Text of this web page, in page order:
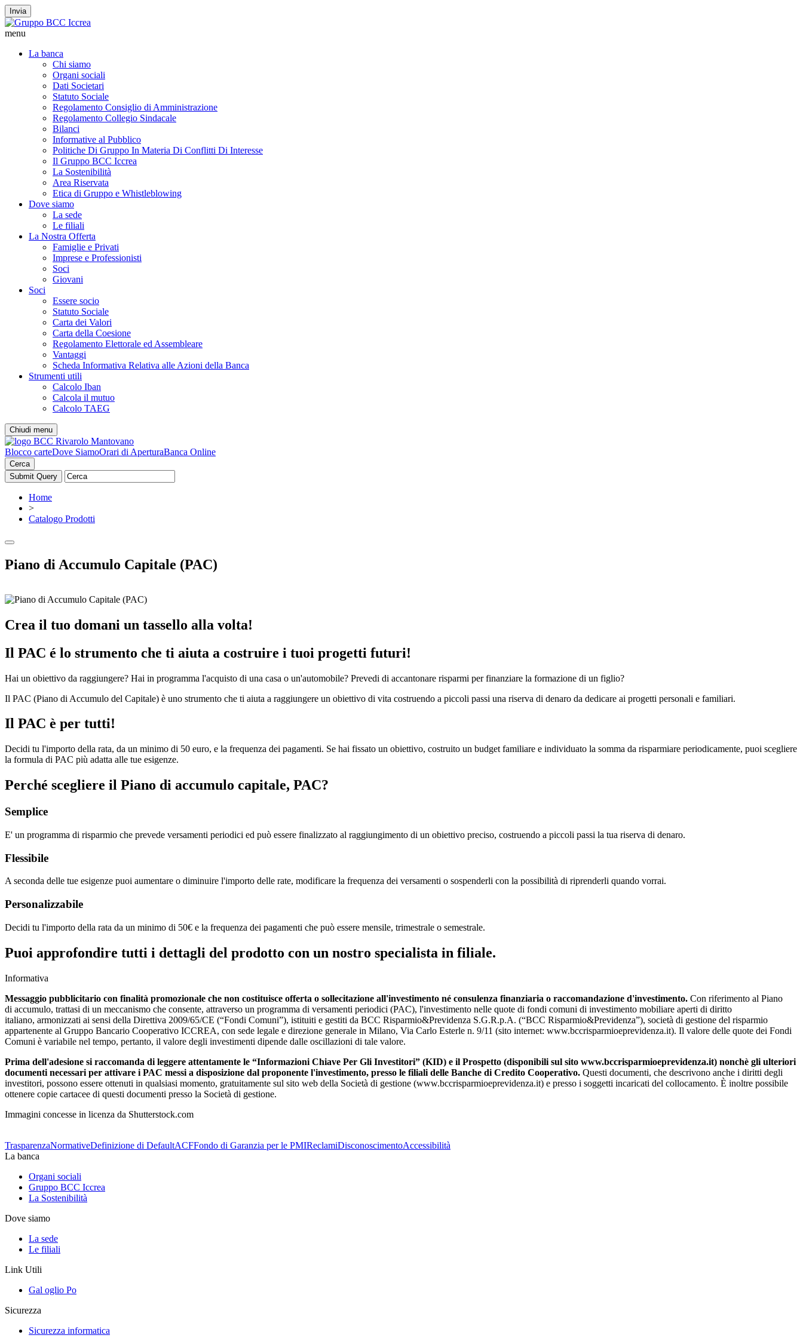
Invia
menu
La banca
Chi siamo
Organi sociali
Dati Societari
Statuto Sociale
Regolamento Consiglio di Amministrazione
Regolamento Collegio Sindacale
Bilanci
Informative al Pubblico
Politiche Di Gruppo In Materia Di Conflitti Di Interesse
Il Gruppo BCC Iccrea
La Sostenibilità
Area Riservata
Etica di Gruppo e Whistleblowing
Dove siamo
La sede
Le filiali
La Nostra Offerta
Famiglie e Privati
Imprese e Professionisti
Soci
Giovani
Soci
Essere socio
Statuto Sociale
Carta dei Valori
Carta della Coesione
Regolamento Elettorale ed Assembleare
Vantaggi
Scheda Informativa Relativa alle Azioni della Banca
Strumenti utili
Calcolo Iban
Calcola il mutuo
Calcolo TAEG
Chiudi menu
Blocco carteDove SiamoOrari di AperturaBanca Online
Cerca
Home
>
Catalogo Prodotti
Piano di Accumulo Capitale (PAC)
Crea il tuo domani un tassello alla volta!
Il PAC é lo strumento che ti aiuta a costruire i tuoi progetti futuri!
Hai un obiettivo da raggiungere? Hai in programma l'acquisto di una casa o un'automobile? Prevedi di accantonare risparmi per finanziare la formazione di un figlio?
Il PAC (Piano di Accumulo del Capitale) è uno strumento che ti aiuta a raggiungere un obiettivo di vita costruendo a piccoli passi una riserva di denaro da dedicare ai progetti personali e familiari.
Il PAC è per tutti!
Decidi tu l'importo della rata, da un minimo di 50 euro, e la frequenza dei pagamenti. Se hai fissato un obiettivo, costruito un budget familiare e individuato la somma da risparmiare periodicamente, puoi scegliere
la formula di PAC più adatta alle tue esigenze.
Perché scegliere il Piano di accumulo capitale, PAC?
Semplice
E' un programma di risparmio che prevede versamenti periodici ed può essere finalizzato al raggiungimento di un obiettivo preciso, costruendo a piccoli passi la tua riserva di denaro.
Flessibile
A seconda delle tue esigenze puoi aumentare o diminuire l'importo delle rate, modificare la frequenza dei versamenti o sospenderli con la possibilità di riprenderli quando vorrai.
Personalizzabile
Decidi tu l'importo della rata da un minimo di 50€ e la frequenza dei pagamenti che può essere mensile, trimestrale o semestrale.
Puoi approfondire tutti i dettagli del prodotto con un nostro specialista in filiale.
Informativa
Messaggio pubblicitario con finalità promozionale che non costituisce offerta o sollecitazione all'investimento né consulenza finanziaria o raccomandazione d'investimento. Con riferimento al Piano
di accumulo, trattasi di un meccanismo che consente, attraverso un programma di versamenti periodici (PAC), l'investimento nelle quote di fondi comuni di investimento mobiliare aperti di diritto
italiano, armonizzati ai sensi della Direttiva 2009/65/CE (“Fondi Comuni”), istituiti e gestiti da BCC Risparmio&Previdenza S.G.R.p.A. (“BCC Risparmio&Previdenza”), società di gestione del risparmio
appartenente al Gruppo Bancario Cooperativo ICCREA, con sede legale e direzione generale in Milano, Via Carlo Esterle n. 9/11 (sito internet: www.bccrisparmioeprevidenza.it). Il valore delle quote dei Fondi
Comuni è variabile nel tempo, pertanto, il valore degli investimenti dipende dalle oscillazioni di tale valore.
Prima dell'adesione si raccomanda di leggere attentamente le “Informazioni Chiave Per Gli Investitori” (KID) e il Prospetto (disponibili sul sito www.bccrisparmioeprevidenza.it) nonchè gli ulteriori
documenti necessari per attivare i PAC messi a disposizione dal proponente l'investimento, presso le filiali delle Banche di Credito Cooperativo. Questi documenti, che descrivono anche i diritti degli
investitori, possono essere ottenuti in qualsiasi momento, gratuitamente sul sito web della Società di gestione (www.bccrisparmioeprevidenza.it) e presso i soggetti incaricati del collocamento. È inoltre possibile
ottenere copie cartacee di questi documenti presso la Società di gestione.
Immagini concesse in licenza da Shutterstock.com
TrasparenzaNormativeDefinizione di DefaultACFFondo di Garanzia per le PMIReclamiDisconoscimentoAccessibilità
La banca
Organi sociali
Gruppo BCC Iccrea
La Sostenibilità
Dove siamo
La sede
Le filiali
Link Utili
Gal oglio Po
Sicurezza
Sicurezza informatica